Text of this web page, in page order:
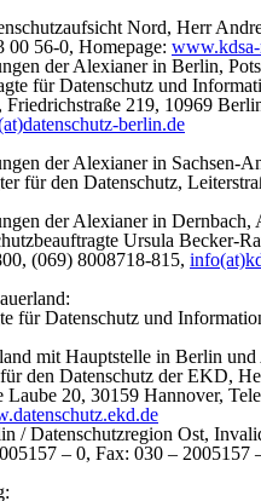
Nord, Herr
00 56-0, Homepage:
der Alexianer in Berlin,
für Datenschutz und
219, 10969
berlin.de
der Alexianer in Sachsen-
für den Datenschutz,
der Alexianer in
Ursula Becker-
, (069) 8008718-815,
für Datenschutz und
mit Hauptstelle in Berlin und
den Datenschutz der EKD,
Laube 20, 30159 Hannover,
/ Datenschutzregion Ost,
– 0, Fax: 030 – 2005157